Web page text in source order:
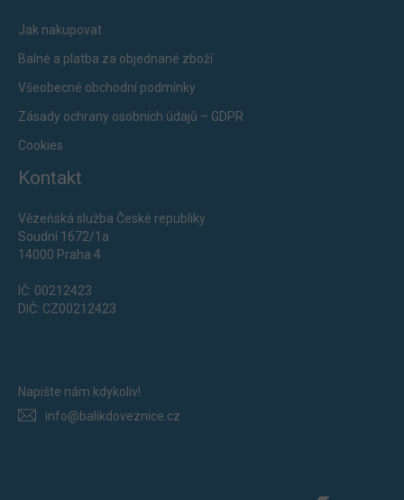
Jak nakupovat
Balné a platba za objednané zboží
Všeobecné obchodní podmínky
Zásady ochrany osobních údajů – GDPR
Cookies
Kontakt
Vězeňská služba České republiky
Soudní 1672/1a
14000 Praha 4
IČ: 00212423
DIČ: CZ00212423
Napište nám kdykoliv!
info@balikdoveznice.cz